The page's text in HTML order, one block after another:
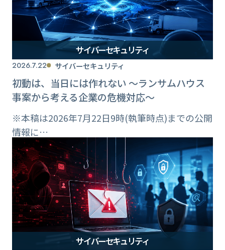
サイバーセキュリティ
2026.7.22 サイバーセキュリティ
初動は、当日には作れない ～ランサムハウス
事案から考える企業の危機対応～
※本稿は2026年7月22日9時(執筆時点)までの公開
情報に…
サイバーセキュリティ